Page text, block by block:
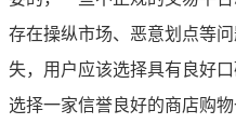
存在操纵市场、恶意划点等
失，用户应该选择具有良好
选择一家信誉良好的商店购